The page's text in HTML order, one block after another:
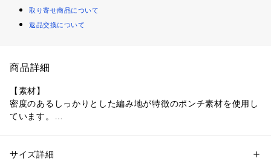
取り寄せ商品について
返品交換について
商品詳細
【素材】
密度のあるしっかりとした編み地が特徴のポンチ素材を使用し
ています。
さらに、ポリウレタンを配合することで、高い弾力性と動きや
性別：メンズ
サイズ詳細